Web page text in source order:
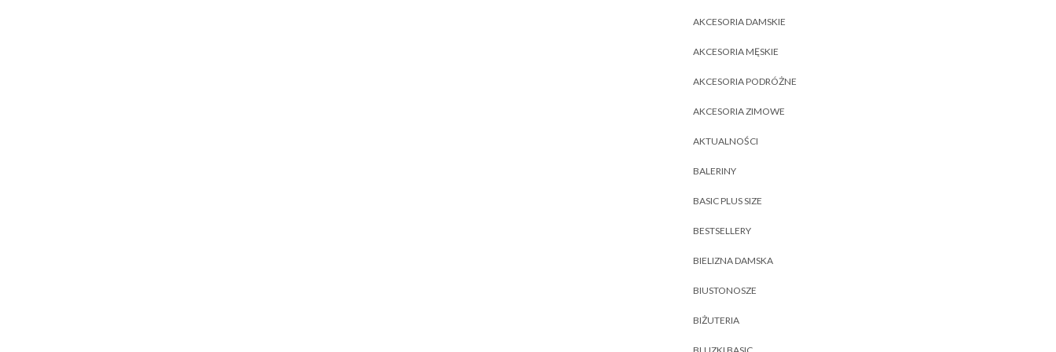
AKCESORIA DAMSKIE
AKCESORIA MĘSKIE
AKCESORIA PODRÓŻNE
AKCESORIA ZIMOWE
AKTUALNOŚCI
BALERINY
BASIC PLUS SIZE
BESTSELLERY
BIELIZNA DAMSKA
BIUSTONOSZE
BIŻUTERIA